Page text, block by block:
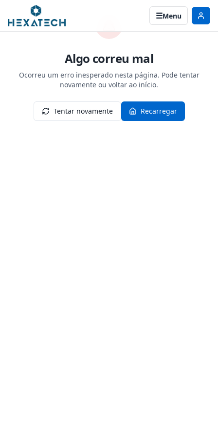
Menu
Algo correu mal
Ocorreu um erro inesperado nesta página. Pode tentar
novamente ou voltar ao início.
Tentar novamente Recarregar